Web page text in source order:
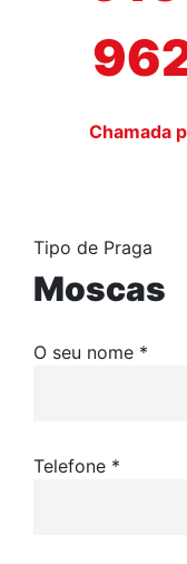
Chamada
Tipo de Praga
Moscas
O seu nome *
Telefone *